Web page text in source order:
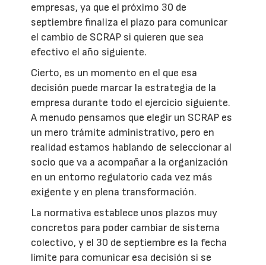
empresas, ya que el próximo 30 de
septiembre finaliza el plazo para comunicar
el cambio de SCRAP si quieren que sea
efectivo el año siguiente.
Cierto, es un momento en el que esa
decisión puede marcar la estrategia de la
empresa durante todo el ejercicio siguiente.
A menudo pensamos que elegir un SCRAP es
un mero trámite administrativo, pero en
realidad estamos hablando de seleccionar al
socio que va a acompañar a la organización
en un entorno regulatorio cada vez más
exigente y en plena transformación.
La normativa establece unos plazos muy
concretos para poder cambiar de sistema
colectivo, y el 30 de septiembre es la fecha
límite para comunicar esa decisión si se